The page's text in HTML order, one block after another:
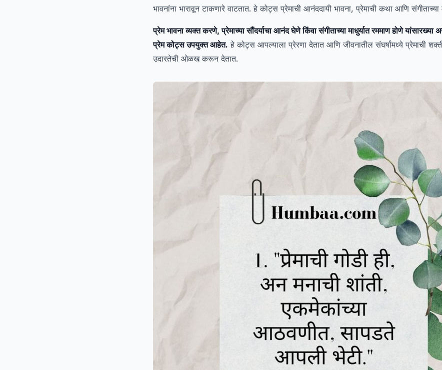
भावनांना भारावून टाकणारे वाटतात. हे कोट्स प्रेमाची आनंददायी भावना, प्रेमाची कथा आणि संगीताच्या
प्रेम भावना व्यक्त करणे, प्रेमाच्या सौंदर्याचा आनंद घेणे किंवा संगीताच्या माधुर्यात रममाण होणे यांसारख्या
प्रेम कोट्स उपयुक्त आहेत. हे कोट्स आपल्याला प्रेरणा देतात आणि जीवनातील संघर्षांमध्ये प्रेमाची
उदारतेची ओळख करून देतात.